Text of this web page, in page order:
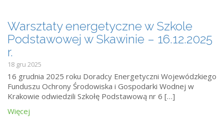
Warsztaty energetyczne w Szkole
Podstawowej w Skawinie – 16.12.2025
r.
18 gru 2025
16 grudnia 2025 roku Doradcy Energetyczni Wojewódzkiego
Funduszu Ochrony Środowiska i Gospodarki Wodnej w
Krakowie odwiedzili Szkołę Podstawową nr 6 […]
Więcej